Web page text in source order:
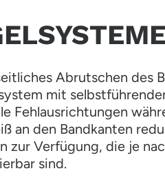
Abrutschen des
mit
Fehlausrichtungen
an den Bandkanten
zur Verfügung, die je
sind.